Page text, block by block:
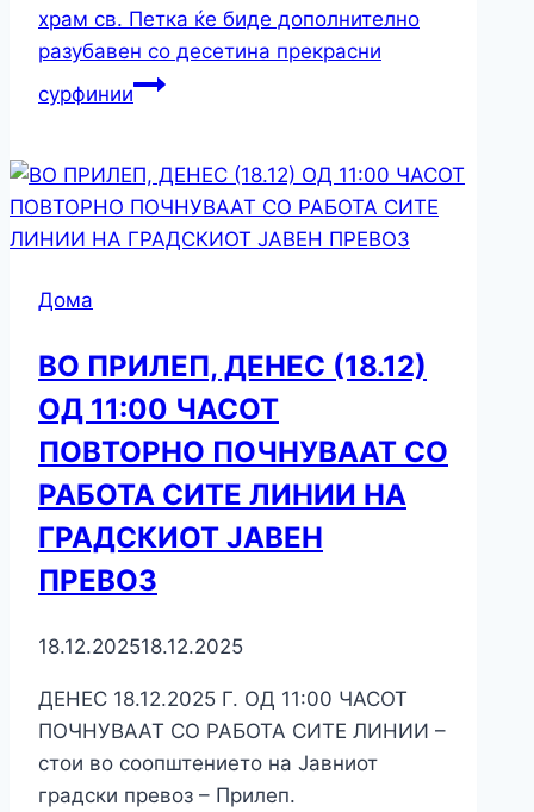
храм св. Петка ќе биде дополнително
разубавен со десетина прекрасни
сурфинии
Дома
ВО ПРИЛЕП, ДЕНЕС (18.12)
ОД 11:00 ЧАСОТ
ПОВТОРНО ПОЧНУВААТ СО
РАБОТА СИТЕ ЛИНИИ НА
ГРАДСКИОТ ЈАВЕН
ПРЕВОЗ
18.12.202518.12.2025
ДЕНЕС 18.12.2025 Г. ОД 11:00 ЧАСОТ
ПОЧНУВААТ СО РАБОТА СИТЕ ЛИНИИ –
стои во соопштението на Јавниот
градски превоз – Прилеп.